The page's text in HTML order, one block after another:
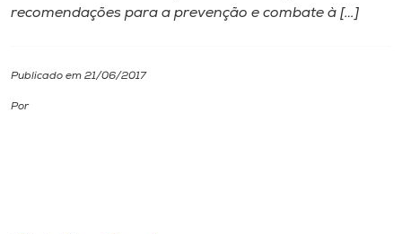
recomendações para a prevenção e combate à […]
Publicado em 21/06/2017
Por